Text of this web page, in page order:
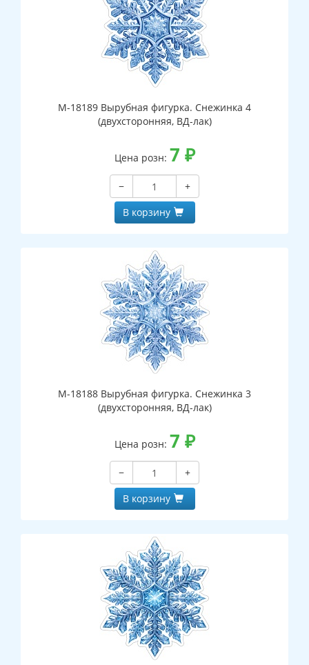
М-18189 Вырубная фигурка. Снежинка 4
(двухсторонняя, ВД-лак)
Цена розн: 7 ₽
−
+
В корзину
М-18188 Вырубная фигурка. Снежинка 3
(двухсторонняя, ВД-лак)
Цена розн: 7 ₽
−
+
В корзину